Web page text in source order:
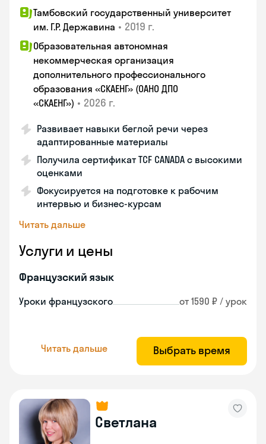
Тамбовский государственный университет
им. Г.Р. Державина • 2019 г.
Образовательная автономная
некоммерческая организация
дополнительного профессионального
образования «СКАЕНГ» (ОАНО ДПО
«СКАЕНГ») • 2026 г.
Развивает навыки беглой речи через
адаптированные материалы
Получила сертификат TCF CANADA с высокими
оценками
Фокусируется на подготовке к рабочим
интервью и бизнес-курсам
Читать дальше
Услуги и цены
Французский язык
Уроки французского от 1590 ₽ / урок
Читать дальше Выбрать время
Светлана